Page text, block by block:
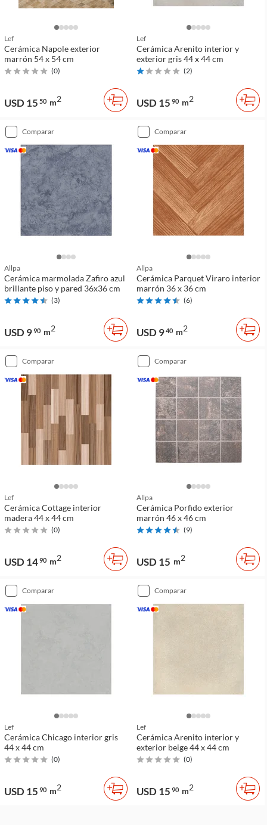
Lef
Cerámica Napole exterior
marrón 54 x 54 cm
(0)
USD 15 50 m2
Lef
Cerámica Arenito interior y
exterior gris 44 x 44 cm
(2)
USD 15 90 m2
comparar
Allpa
Cerámica marmolada Zafiro azul
brillante piso y pared 36x36 cm
(3)
USD 990 m2
comparar
Allpa
Cerámica Parquet Viraro interior
marrón 36 x 36 cm
(6)
USD 940 m2
comparar
Lef
Cerámica Cottage interior
madera 44 x 44 cm
(0)
USD 1490 m2
comparar
Allpa
Cerámica Porfido exterior
marrón 46 x 46 cm
(9)
USD 15 m2
comparar
Lef
Cerámica Chicago interior gris
44 x 44 cm
(0)
USD 15 90 m2
comparar
Lef
Cerámica Arenito interior y
exterior beige 44 x 44 cm
(0)
USD 15 90 m2